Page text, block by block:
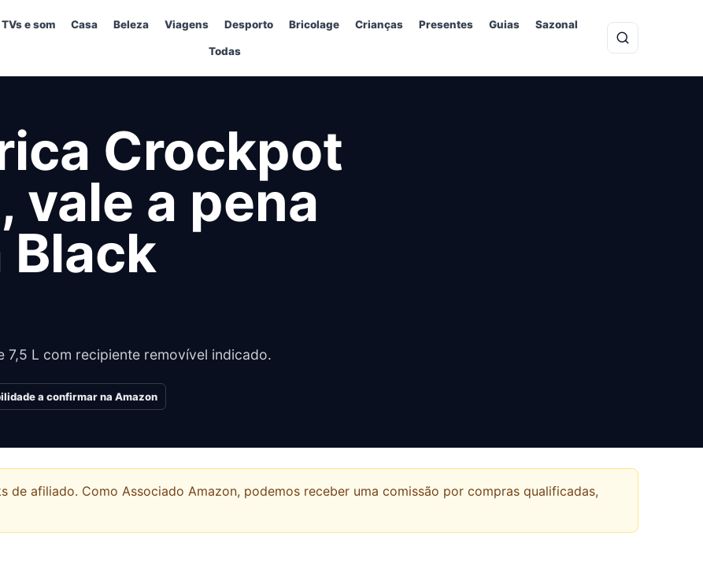
TVs e som Casa Beleza Viagens Desporto Bricolage Crianças Presentes Guias Sazonal
Todas
Crockpot
vale a pena
Black
L com recipiente removível indicado.
a confirmar na Amazon
de afiliado. Como Associado Amazon, podemos receber uma comissão por compras qualificadas,